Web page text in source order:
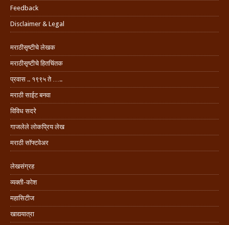
Feedback
Disclaimer & Legal
मराठीसृष्टीचे लेखक
मराठीसृष्टीचे हितचिंतक
प्रवास .. १९९५ ते …..
मराठी साईट बनवा
विविध सदरे
गाजलेले लोकप्रिय लेख
मराठी सॉफ्टवेअर
लेखसंग्रह
व्यक्ती-कोश
महासिटीज
खाद्ययात्रा